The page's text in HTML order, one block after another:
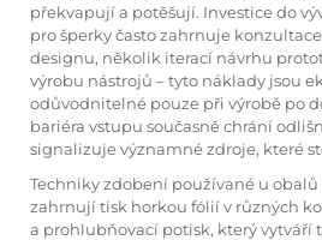
překvapují a potěšují. Investice do
pro šperky často zahrnuje
designu, několik iterací návrhu
výrobu nástrojů – tyto náklady jsou
odůvodnitelné pouze při výrobě po
bariéra vstupu současně chrání
signalizuje významné zdroje, které
Techniky zdobení používané u
zahrnují tisk horkou fólií v různých
a prohlubňovací potisk, který vytváří